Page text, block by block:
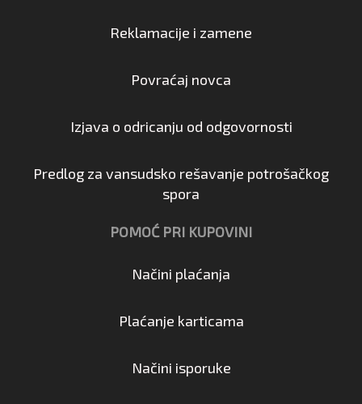
Reklamacije i zamene
Povraćaj novca
Izjava o odricanju od odgovornosti
Predlog za vansudsko rešavanje potrošačkog
spora
POMOĆ PRI KUPOVINI
Načini plaćanja
Plaćanje karticama
Načini isporuke